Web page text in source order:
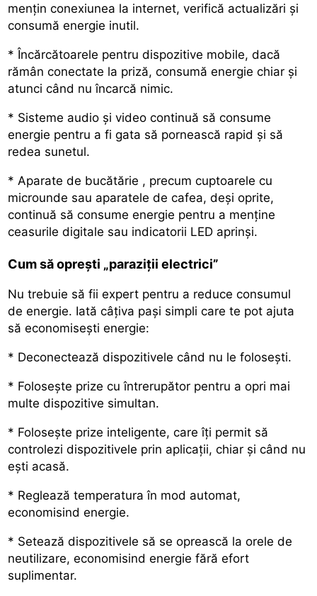
mențin conexiunea la internet, verifică actualizări și
consumă energie inutil.
* Încărcătoarele pentru dispozitive mobile, dacă
rămân conectate la priză, consumă energie chiar și
atunci când nu încarcă nimic.
* Sisteme audio și video continuă să consume
energie pentru a fi gata să pornească rapid și să
redea sunetul.
* Aparate de bucătărie , precum cuptoarele cu
microunde sau aparatele de cafea, deși oprite,
continuă să consume energie pentru a menține
ceasurile digitale sau indicatorii LED aprinși.
Cum să oprești „paraziții electrici”
Nu trebuie să fii expert pentru a reduce consumul
de energie. Iată câțiva pași simpli care te pot ajuta
să economisești energie:
* Deconectează dispozitivele când nu le folosești.
* Folosește prize cu întrerupător pentru a opri mai
multe dispozitive simultan.
* Foloseşte prize inteligente, care îți permit să
controlezi dispozitivele prin aplicații, chiar și când nu
ești acasă.
* Reglează temperatura în mod automat,
economisind energie.
* Setează dispozitivele să se oprească la orele de
neutilizare, economisind energie fără efort
suplimentar.